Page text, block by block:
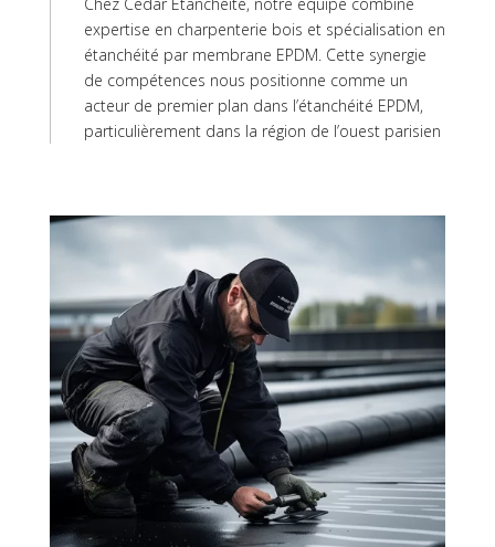
expertise en charpenterie bois et spécialisation en
étanchéité par membrane EPDM. Cette synergie
de compétences nous positionne comme un
acteur de premier plan dans l’étanchéité EPDM,
particulièrement dans la région de l’ouest parisien